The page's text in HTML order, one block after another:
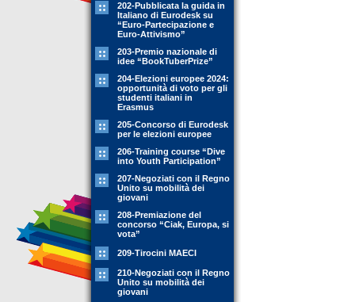
202-Pubblicata la guida in
Italiano di Eurodesk su
“Euro-Partecipazione e
Euro-Attivismo”
203-Premio nazionale di
idee “BookTuberPrize”
204-Elezioni europee 2024:
opportunità di voto per gli
studenti italiani in
Erasmus
205-Concorso di Eurodesk
per le elezioni europee
206-Training course “Dive
into Youth Participation”
207-Negoziati con il Regno
Unito su mobilità dei
giovani
208-Premiazione del
concorso “Ciak, Europa, si
vota”
209-Tirocini MAECI
210-Negoziati con il Regno
Unito su mobilità dei
giovani